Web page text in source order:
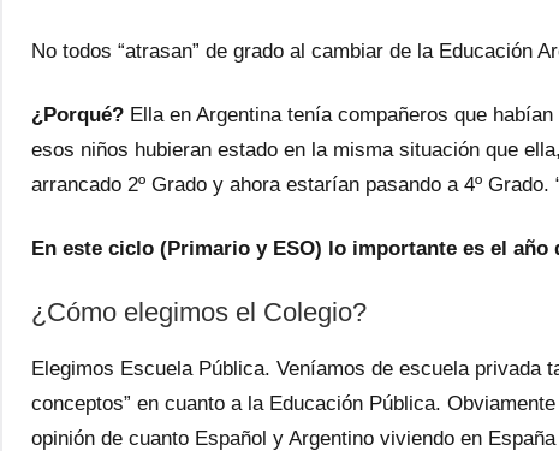
No todos “atrasan” de grado al cambiar de la Educación
¿Porqué? Ella en Argentina tenía compañeros que
esos niños hubieran estado en la misma situación que
arrancado 2º Grado y ahora estarían pasando a 4º
En este ciclo (Primario y ESO) lo importante es el
¿Cómo elegimos el Colegio?
Elegimos Escuela Pública. Veníamos de escuela privada
conceptos” en cuanto a la Educación Pública.
opinión de cuanto Español y Argentino viviendo en